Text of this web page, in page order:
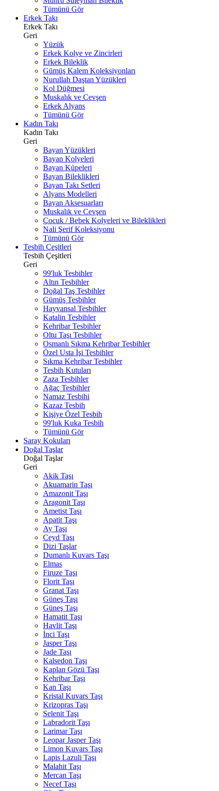
Tümünü Gör
Erkek Takı
Erkek Takı
Geri
Yüzük
Erkek Kolye ve Zincirleri
Erkek Bileklik
Gümüş Kalem Koleksiyonları
Nurullah Daştan Yüzükleri
Kol Düğmesi
Muskalık ve Cevşen
Erkek Alyans
Tümünü Gör
Kadın Takı
Kadın Takı
Geri
Bayan Yüzükleri
Bayan Kolyeleri
Bayan Küpeleri
Bayan Bileklikleri
Bayan Takı Setleri
Alyans Modelleri
Bayan Aksesuarları
Muskalık ve Cevşen
Çocuk / Bebek Kolyeleri ve Bileklikleri
Nali Şerif Koleksiyonu
Tümünü Gör
Tesbih Çeşitleri
Tesbih Çeşitleri
Geri
99'luk Tesbihler
Altın Tesbihler
Doğal Taş Tesbihler
Gümüş Tesbihler
Hayvansal Tesbihler
Katalin Tesbihler
Kehribar Tesbihler
Oltu Taşı Tesbihler
Osmanlı Sıkma Kehribar Tesbihler
Özel Usta İşi Tesbihler
Sıkma Kehribar Tesbihler
Tesbih Kutuları
Zaza Tesbihler
Ağaç Tesbihler
Namaz Tesbihi
Kazaz Tesbih
Kişiye Özel Tesbih
99'luk Kuka Tesbih
Tümünü Gör
Saray Kokuları
Doğal Taşlar
Doğal Taşlar
Geri
Akik Taşı
Akuamarin Taşı
Amazonit Taşı
Aragonit Taşı
Ametist Taşı
Apatit Taşı
Ay Taşı
Ceyd Taşı
Dizi Taşlar
Dumanlı Kuvars Taşı
Elmas
Firuze Taşı
Florit Taşı
Granat Taşı
Güneş Taşı
Güneş Taşı
Hamatit Taşı
Havlit Taşı
İnci Taşı
Jasper Taşı
Jade Taşı
Kalsedon Taşı
Kaplan Gözü Taşı
Kehribar Taşı
Kan Taşı
Kristal Kuvars Taşı
Krizopras Taşı
Selenit Taşı
Labradorit Taşı
Larimar Taşı
Leopar Jasper Taşı
Limon Kuvars Taşı
Lapis Lazuli Taşı
Malahit Taşı
Mercan Taşı
Necef Taşı